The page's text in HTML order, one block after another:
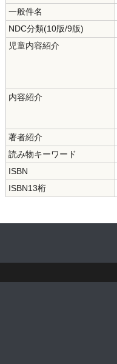
一般件名
NDC分類(10版/9版)
児童内容紹介
内容紹介
著者紹介
読み物キーワード
ISBN
ISBN13桁